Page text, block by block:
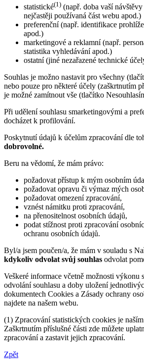
statistické(1) (např. doba vaší
nejčastěji používaná část webu apod.)
preferenční (např. identifikace
apod.)
marketingové a reklamní (např.
statistika vyhledávání apod.)
ostatní (jiné nezařazené technické
Souhlas je možno nastavit pro všechny
nebo pouze pro některé účely (zaškrtnutím
je možné zamítnout vše (tlačítko
Při udělení souhlasu smarketingovými a
docházet k profilování.
Poskytnutí údajů k účelům zpracování dle
dobrovolné.
Beru na vědomí, že mám právo:
požadovat přístup k mým osobním
požadovat opravu či výmaz mých
požadovat omezení zpracování,
vznést námitku proti zpracování,
na přenositelnost osobních údajů,
podat stížnost proti zpracování
ochranu osobních údajů.
Byl/a jsem poučen/a, že mám v souladu s
kdykoliv odvolat svůj souhlas odvolat
Veškeré informace včetně možnosti výkonu
odvolání souhlasu a doby uložení
dokumentech Cookies a Zásady ochrany
najdete na našem webu.
(1) Zpracování statistických cookies je
Zaškrtnutím příslušné části zde můžete
zpracování a zastavit jejich zpracování.
Zpět